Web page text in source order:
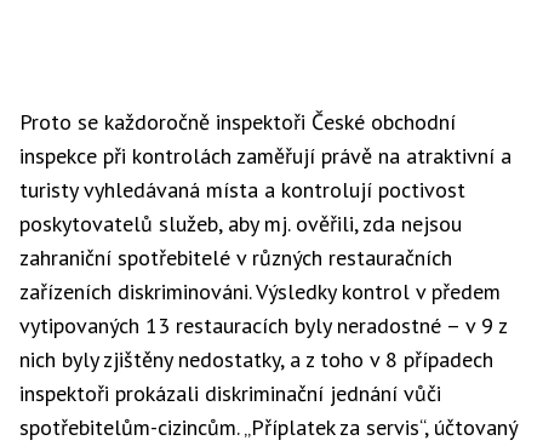
Proto se každoročně inspektoři České obchodní
inspekce při kontrolách zaměřují právě na atraktivní a
turisty vyhledávaná místa a kontrolují poctivost
poskytovatelů služeb, aby mj. ověřili, zda nejsou
zahraniční spotřebitelé v různých restauračních
zařízeních diskriminováni. Výsledky kontrol v předem
vytipovaných 13 restauracích byly neradostné – v 9 z
nich byly zjištěny nedostatky, a z toho v 8 případech
inspektoři prokázali diskriminační jednání vůči
spotřebitelům-cizincům. „Příplatek za servis“, účtovaný